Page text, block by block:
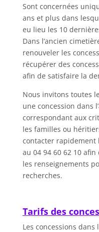
Sont concernées
ans et plus dans
eu lieu les 10
Dans l’ancien
renouveler les
récupérer des
afin de satisfaire la
Nous invitons toutes
une concession dans
correspondant aux
les familles ou
contacter rapidement
au 04 94 60 62 10
les renseignements
recherches.
Tarifs des
Les concessions